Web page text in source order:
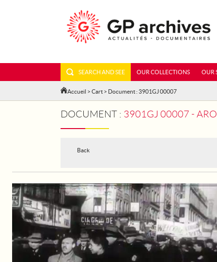
SEARCH AND SEE OUR COLLECTIONS OUR
Accueil > Cart > Document : 3901GJ 00007
DOCUMENT : 3901GJ 00007 - AROUND THE
Back